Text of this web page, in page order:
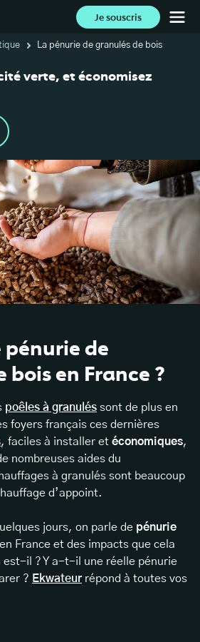
Je souscris
La pénurie de granulés de bois
verte, et économisez
de
bois en France ?
poêles à granulés sont de plus en
foyers français ces dernières
, faciles à installer et économiques,
nombreuses aides du
à granulés sont beaucoup
d’appoint.
jours, on parle de pénurie
en France et des impacts que cela
est-il ? Y a-t-il une réelle pénurie
? Ekwateurrépond à toutes vos